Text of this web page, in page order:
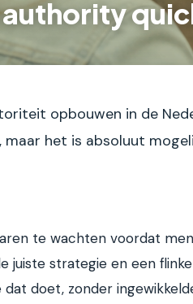
opbouwen in de
maar het is absoluut
te wachten voordat
juiste strategie en een
dat doet, zonder